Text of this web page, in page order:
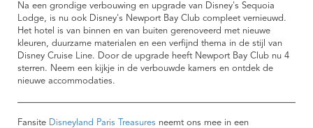
Na een grondige verbouwing en upgrade van Disney's Sequoia
Lodge, is nu ook Disney's Newport Bay Club compleet vernieuwd.
Het hotel is van binnen en van buiten gerenoveerd met nieuwe
kleuren, duurzame materialen en een verfijnd thema in de stijl van
Disney Cruise Line. Door de upgrade heeft Newport Bay Club nu 4
sterren. Neem een kijkje in de verbouwde kamers en ontdek de
nieuwe accommodaties.
Fansite Disneyland Paris Treasures neemt ons mee in een